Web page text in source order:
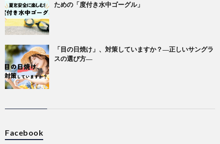
ための「度付き水中ゴーグル」
「目の日焼け」、対策していますか？―正しいサングラ
スの選び方―
Facebook